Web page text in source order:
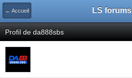
← Accueil LS forums
Profil de da888sbs